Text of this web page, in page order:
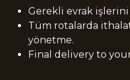
Gerekli evrak işlerini
Tüm rotalarda
yönetme.
Final delivery to